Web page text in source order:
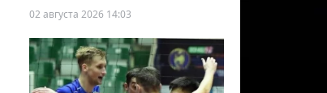
02 августа 2026 14:03